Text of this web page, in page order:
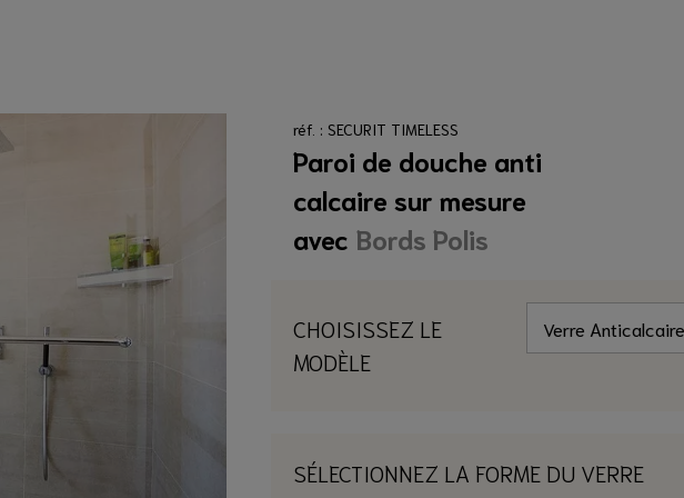
réf. : SECURIT TIMELESS
Paroi de douche anti
calcaire sur mesure
avec Bords Polis
CHOISISSEZ LE
MODÈLE
SÉLECTIONNEZ LA FORME DU VERRE